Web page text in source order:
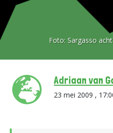
Foto: Sargasso
Adriaan van
23 mei 2009 ,